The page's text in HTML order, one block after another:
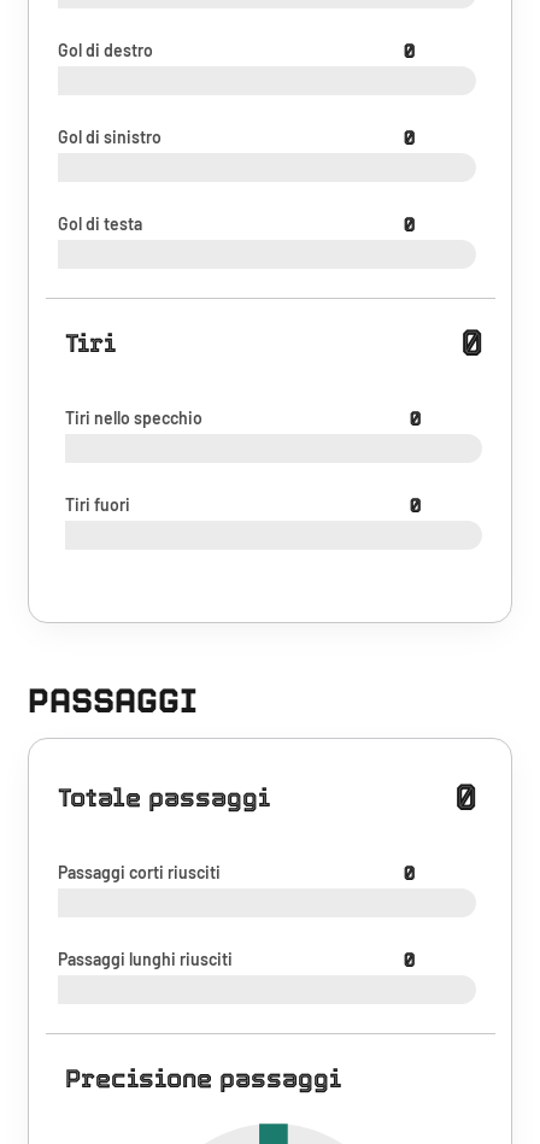
Gol di destro 0
Gol di sinistro 0
Gol di testa 0
Tiri 0
Tiri nello specchio 0
Tiri fuori 0
PASSAGGI
Totale passaggi 0
Passaggi corti riusciti 0
Passaggi lunghi riusciti 0
Precisione passaggi